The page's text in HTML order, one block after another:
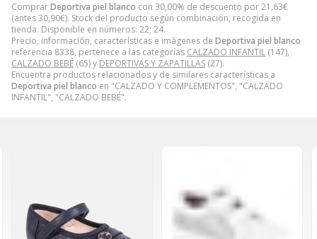
ComprarDeportiva piel blanco con 30,00% de descuento por21,63€
(antes30,90€). Stock del producto según combinación, recogida en
tienda. Disponible en números: 22; 24.
Precio, información, características e imágenes de Deportiva piel blanco
referencia 8338, pertenece a las categorías CALZADO INFANTIL (147),
CALZADO BEBÉ (65) y DEPORTIVAS Y ZAPATILLAS (27).
Encuentra productos relacionados y de similares características a
Deportiva piel blanco en "CALZADO Y COMPLEMENTOS", "CALZADO
INFANTIL", "CALZADO BEBÉ".